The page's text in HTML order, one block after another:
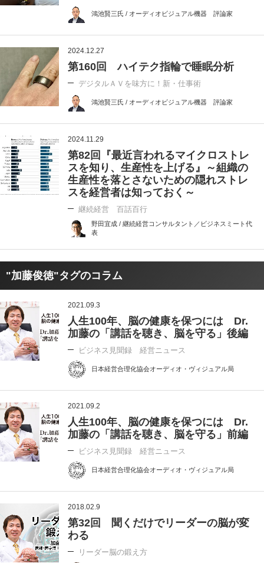
鴻池賢三氏 / オーディオビジュアル機器 評論家
2024.12.27
第160回 ハイテク指輪で睡眠分析
デジタルＡＶを味方に！新・仕事術
鴻池賢三氏 / オーディオビジュアル機器 評論家
2024.11.29
第82回『最近言われるマイクロストレ
スを知り、生産性を上げる』～組織の
生産性を落とさないための隠れストレ
スを経営者は知っておく～
継続経営 百話百行
野田宜成 / 継続経営コンサルタント／ビジネスミート代
表
"加藤俊徳"タグのコラム
2021.09.3
人生100年、脳の健康を保つには Dr.
加藤の「講話を聴き、脳を守る」後編
ビジネス見聞録 経営ニュース
日本経営合理化協会オーディオ・ヴィジュアル局
2021.09.2
人生100年、脳の健康を保つには Dr.
加藤の「講話を聴き、脳を守る」前編
ビジネス見聞録 経営ニュース
日本経営合理化協会オーディオ・ヴィジュアル局
2018.02.9
第32回 聞くだけでリーダーの脳が変
わる
リーダー脳の鍛え方